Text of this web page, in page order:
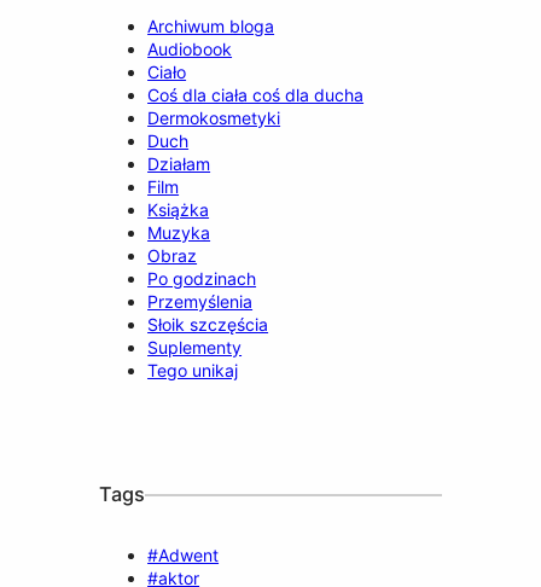
Archiwum bloga
Audiobook
Ciało
Coś dla ciała coś dla ducha
Dermokosmetyki
Duch
Działam
Film
Książka
Muzyka
Obraz
Po godzinach
Przemyślenia
Słoik szczęścia
Suplementy
Tego unikaj
Tags
#Adwent
#aktor